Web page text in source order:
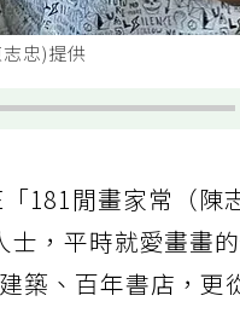
忠)提供
181閒畫家常（陳
，平時就愛畫畫
築、百年書店，更